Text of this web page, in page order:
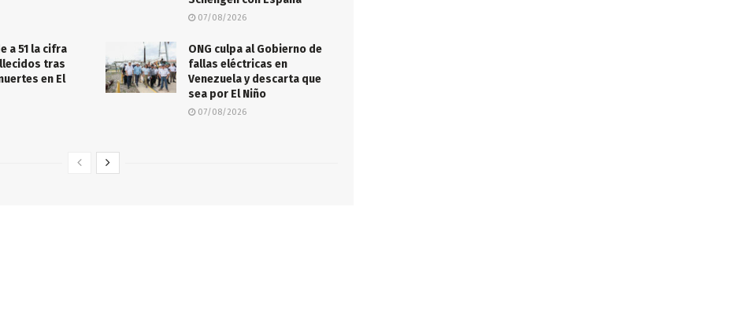
07/08/2026
a 51 la cifra
tras
en El
ONG culpa al Gobierno de
fallas eléctricas en
Venezuela y descarta que
sea por El Niño
07/08/2026